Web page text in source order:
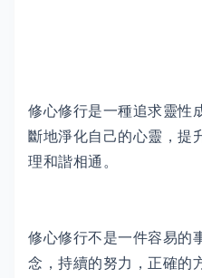
修心修行是一種追求靈性
斷地淨化自己的心靈，提
理和諧相通。
修心修行不是一件容易的
念，持續的努力，正確的